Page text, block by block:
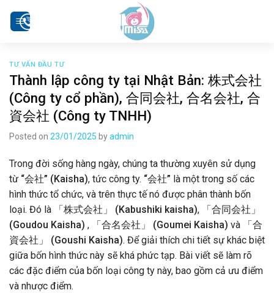
TƯ VẤN ĐẦU TƯ
Thành lập công ty tại Nhật Bản: 株式会社
(Công ty cổ phần), 合同会社, 合名会社, 合
資会社 (Công ty TNHH)
Posted on 23/01/2025 byadmin
Trong đời sống hàng ngày, chúng ta thường xuyên sử dụng
từ “会社” (Kaisha), tức công ty. “会社” là một trong số các
hình thức tổ chức, và trên thực tế nó được phân thành bốn
loại. Đó là
「株式会社」 (Kabushiki kaisha), 「合同会社」
(Goudou Kaisha) , 「合名会社」 (Goumei Kaisha) và
「合
資会社」 (Goushi Kaisha). Để giải thích chi tiết sự khác biệt
giữa bốn hình thức này sẽ khá phức tạp. Bài viết sẽ làm rõ
các đặc điểm của bốn loại công ty này, bao gồm cả ưu điểm
và nhược điểm.